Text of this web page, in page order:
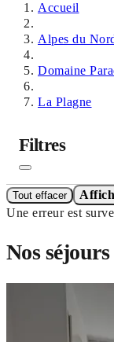
Accueil
Alpes du
Domaine
La Plagne
Filtres
Tout effacer
Une erreur est
Nos